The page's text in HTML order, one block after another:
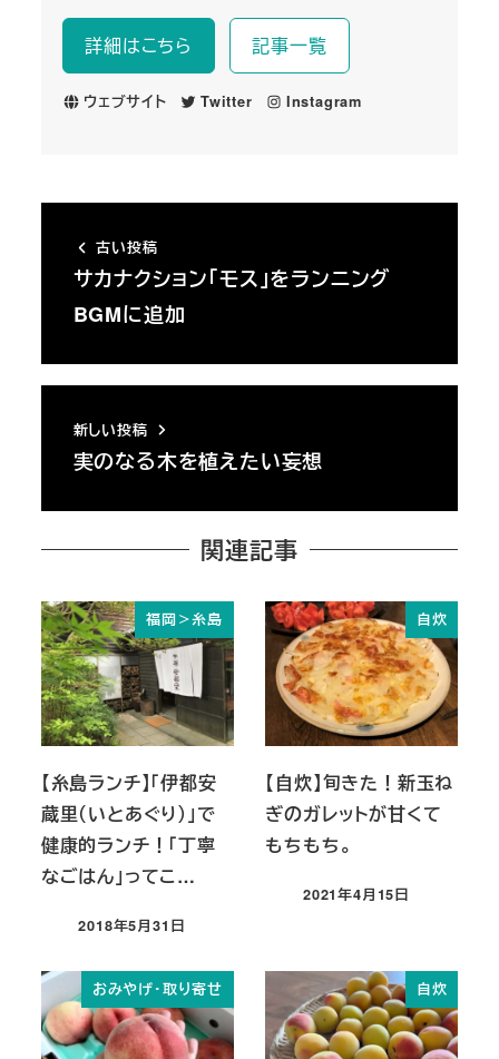
詳細はこちら 記事一覧
ウェブサイト Twitter Instagram
古い投稿
サカナクション「モス」をランニング
BGMに追加
新しい投稿
実のなる木を植えたい妄想
関連記事
福岡＞糸島
【糸島ランチ】「伊都安
蔵里（いとあぐり）」で
健康的ランチ！「丁寧
なごはん」ってこ…
投稿日
2018年5月31日
自炊
【自炊】旬きた！新玉ね
ぎのガレットが甘くて
もちもち。
投稿日
2021年4月15日
おみやげ・取り寄せ 自炊